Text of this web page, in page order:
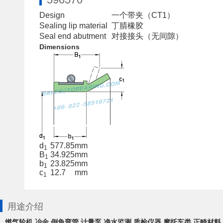
Design
一个带夹（CT1）
Sealing lip material
丁腈橡胶
Seal end abutment
对接接头（无间隙）
Dimensions
d 1 577.85mm
B1 34.925mm
b1 23.825mm
c1 12.7 mm
用途介绍